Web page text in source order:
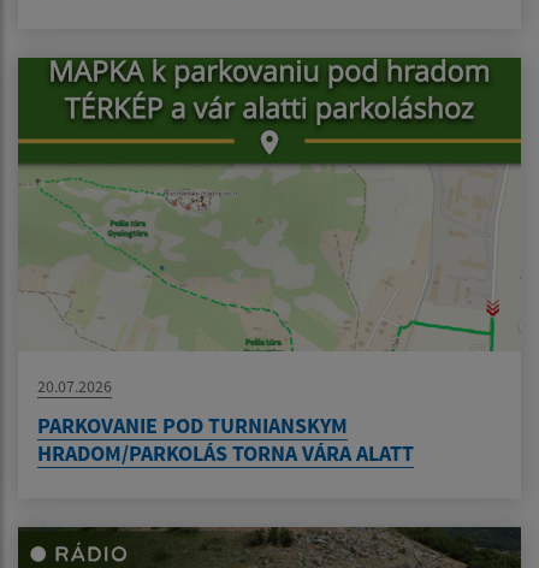
20.07.2026
PARKOVANIE POD TURNIANSKYM
HRADOM/PARKOLÁS TORNA VÁRA ALATT